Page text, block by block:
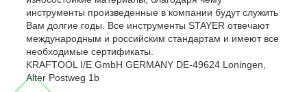
инструменты произведенные в компании будут служить
Вам долгие годы. Все инструменты STAYER отвечают
международным и российским стандартам и имеют все
необходимые сертификаты.
KRAFTOOL I/E GmbH GERMANY DE-49624 Loningen,
Alter Postweg 1b